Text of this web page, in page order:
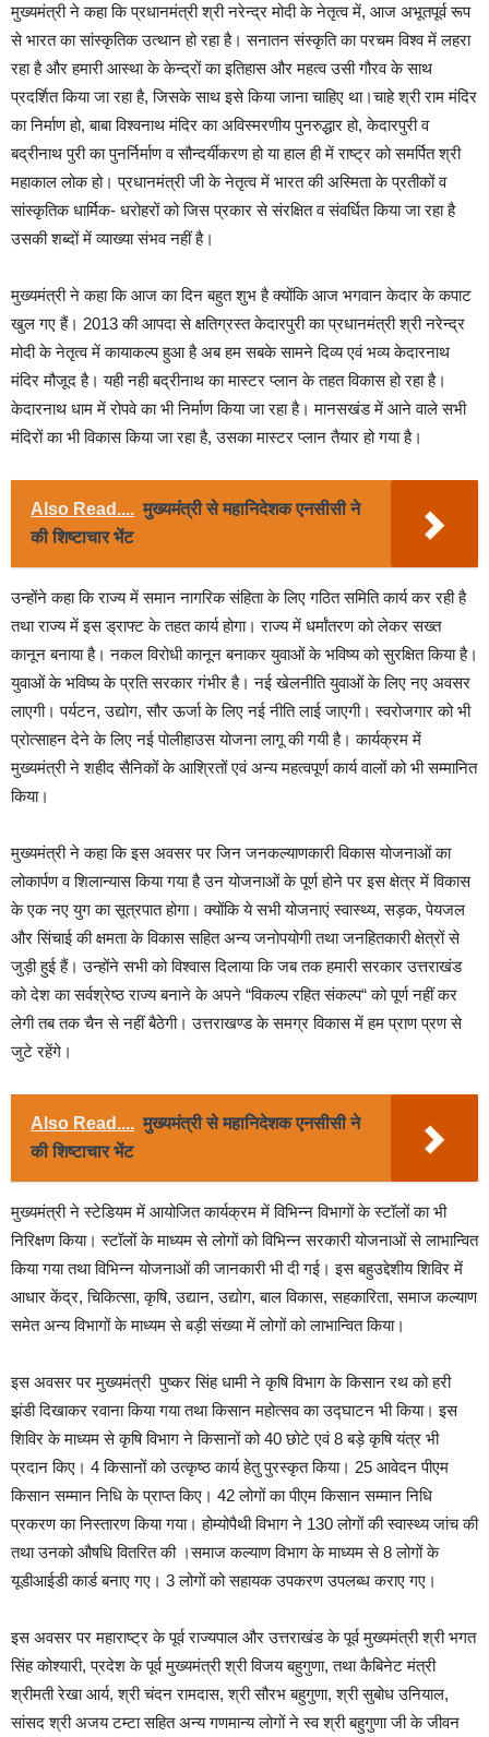
मुख्यमंत्री ने कहा कि प्रधानमंत्री श्री नरेन्द्र मोदी के नेतृत्व में, आज अभूतपूर्व रूप
से भारत का सांस्कृतिक उत्थान हो रहा है। सनातन संस्कृति का परचम विश्व में लहरा
रहा है और हमारी आस्था के केन्द्रों का इतिहास और महत्व उसी गौरव के साथ
प्रदर्शित किया जा रहा है, जिसके साथ इसे किया जाना चाहिए था।चाहे श्री राम मंदिर
का निर्माण हो, बाबा विश्वनाथ मंदिर का अविस्मरणीय पुनरुद्धार हो, केदारपुरी व
बद्रीनाथ पुरी का पुनर्निर्माण व सौन्दर्यीकरण हो या हाल ही में राष्ट्र को समर्पित श्री
महाकाल लोक हो। प्रधानमंत्री जी के नेतृत्व में भारत की अस्मिता के प्रतीकों व
सांस्कृतिक धार्मिक- धरोहरों को जिस प्रकार से संरक्षित व संवर्धित किया जा रहा है
उसकी शब्दों में व्याख्या संभव नहीं है।
मुख्यमंत्री ने कहा कि आज का दिन बहुत शुभ है क्योंकि आज भगवान केदार के कपाट
खुल गए हैं। 2013 की आपदा से क्षतिग्रस्त केदारपुरी का प्रधानमंत्री श्री नरेन्द्र
मोदी के नेतृत्व में कायाकल्प हुआ है अब हम सबके सामने दिव्य एवं भव्य केदारनाथ
मंदिर मौजूद है। यही नही बद्रीनाथ का मास्टर प्लान के तहत विकास हो रहा है।
केदारनाथ धाम में रोपवे का भी निर्माण किया जा रहा है। मानसखंड में आने वाले सभी
मंदिरों का भी विकास किया जा रहा है, उसका मास्टर प्लान तैयार हो गया है।
Also Read.... मुख्यमंत्री से महानिदेशक एनसीसी ने
की शिष्टाचार भेंट
उन्होंने कहा कि राज्य में समान नागरिक संहिता के लिए गठित समिति कार्य कर रही है
तथा राज्य में इस ड्राफ्ट के तहत कार्य होगा। राज्य में धर्मांतरण को लेकर सख्त
कानून बनाया है। नकल विरोधी कानून बनाकर युवाओं के भविष्य को सुरक्षित किया है।
युवाओं के भविष्य के प्रति सरकार गंभीर है। नई खेलनीति युवाओं के लिए नए अवसर
लाएगी। पर्यटन, उद्योग, सौर ऊर्जा के लिए नई नीति लाई जाएगी। स्वरोजगार को भी
प्रोत्साहन देने के लिए नई पोलीहाउस योजना लागू की गयी है। कार्यक्रम में
मुख्यमंत्री ने शहीद सैनिकों के आश्रितों एवं अन्य महत्वपूर्ण कार्य वालों को भी सम्मानित
किया।
मुख्यमंत्री ने कहा कि इस अवसर पर जिन जनकल्याणकारी विकास योजनाओं का
लोकार्पण व शिलान्यास किया गया है उन योजनाओं के पूर्ण होने पर इस क्षेत्र में विकास
के एक नए युग का सूत्रपात होगा। क्योंकि ये सभी योजनाएं स्वास्थ्य, सड़क, पेयजल
और सिंचाई की क्षमता के विकास सहित अन्य जनोपयोगी तथा जनहितकारी क्षेत्रों से
जुड़ी हुई हैं। उन्होंने सभी को विश्वास दिलाया कि जब तक हमारी सरकार उत्तराखंड
को देश का सर्वश्रेष्ठ राज्य बनाने के अपने “विकल्प रहित संकल्प“ को पूर्ण नहीं कर
लेगी तब तक चैन से नहीं बैठेगी। उत्तराखण्ड के समग्र विकास में हम प्राण प्रण से
जुटे रहेंगे।
Also Read.... मुख्यमंत्री से महानिदेशक एनसीसी ने
की शिष्टाचार भेंट
मुख्यमंत्री ने स्टेडियम में आयोजित कार्यक्रम में विभिन्न विभागों के स्टॉलों का भी
निरिक्षण किया। स्टॉलों के माध्यम से लोगों को विभिन्न सरकारी योजनाओं से लाभान्वित
किया गया तथा विभिन्न योजनाओं की जानकारी भी दी गई। इस बहुउद्देशीय शिविर में
आधार केंद्र, चिकित्सा, कृषि, उद्यान, उद्योग, बाल विकास, सहकारिता, समाज कल्याण
समेत अन्य विभागों के माध्यम से बड़ी संख्या में लोगों को लाभान्वित किया।
इस अवसर पर मुख्यमंत्री पुष्कर सिंह धामी ने कृषि विभाग के किसान रथ को हरी
झंडी दिखाकर रवाना किया गया तथा किसान महोत्सव का उद्घाटन भी किया। इस
शिविर के माध्यम से कृषि विभाग ने किसानों को 40 छोटे एवं 8 बड़े कृषि यंत्र भी
प्रदान किए। 4 किसानों को उत्कृष्ठ कार्य हेतु पुरस्कृत किया। 25 आवेदन पीएम
किसान सम्मान निधि के प्राप्त किए। 42 लोगों का पीएम किसान सम्मान निधि
प्रकरण का निस्तारण किया गया। होम्योपैथी विभाग ने 130 लोगों की स्वास्थ्य जांच की
तथा उनको औषधि वितरित की ।समाज कल्याण विभाग के माध्यम से 8 लोगों के
यूडीआईडी कार्ड बनाए गए। 3 लोगों को सहायक उपकरण उपलब्ध कराए गए।
इस अवसर पर महाराष्ट्र के पूर्व राज्यपाल और उत्तराखंड के पूर्व मुख्यमंत्री श्री भगत
सिंह कोश्यारी, प्रदेश के पूर्व मुख्यमंत्री श्री विजय बहुगुणा, तथा कैबिनेट मंत्री
श्रीमती रेखा आर्य, श्री चंदन रामदास, श्री सौरभ बहुगुणा, श्री सुबोध उनियाल,
सांसद श्री अजय टम्टा सहित अन्य गणमान्य लोगों ने स्व श्री बहुगुणा जी के जीवन